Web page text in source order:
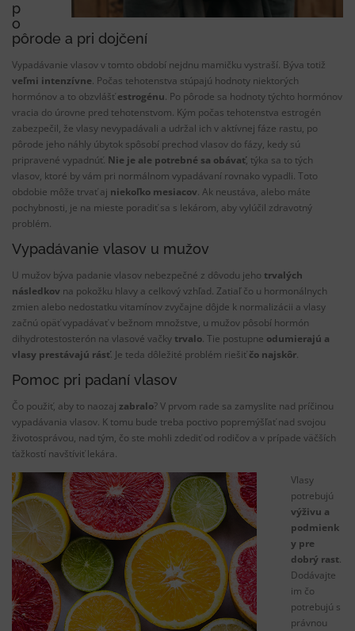
p
o
pôrode a pri dojčení
Vypadávanie vlasov v tomto období nejdnu mamičku vystraší. Býva totiž
veľmi intenzívne. Počas tehotenstva stúpajú hodnoty niektorých
hormónov a to obzvlášť estrogénu. Po pôrode sa hodnoty týchto hormónov
vracia do úrovne pred tehotenstvom. Kým počas tehotenstva estrogén
zabezpečil, že vlasy nevypadávali a udržal ich v aktívnej fáze rastu, po
pôrode jeho náhly úbytok spôsobí prechod vlasov do fázy, kedy sú
pripravené vypadnúť. Nie je ale potrebné sa obávať, týka sa to tých
vlasov, ktoré byvám pri normálnom vypadávaní rovnako vypadli. Toto
obdobie môže trvať aj niekoľko mesiacov. Ak neustáva, alebo máte
pochybnosti, je na mieste poradiť sa s lekárom, abyvylúčil zdravotný
problém.
Vypadávanie vlasov u mužov
U mužov býva padanie vlasov nebezpečné z dôvodu jeho trvalých
následkov na pokožku hlavy a celkovývzhľad. Zatiaľ čo u hormonálnych
zmien alebo nedostatku vitamínov zvyčajne dôjde k normalizácii a vlasy
začnú opäťvypadávaťv bežnom množstve, u mužov pôsobí hormón
dihydrotestosterón na vlasové vačky trvalo. Tie postupne odumierajú a
vlasy prestávajú rásť. Je teda dôležité problém riešiť čo najskôr.
Pomoc pri padaní vlasov
Čo použiť, aby to naozaj zabralo?V prvom rade sa zamyslite nad príčinou
vypadávania vlasov. K tomu bude treba poctivo popremýšľať nad svojou
životosprávou, nad tým, čo ste mohli zdediť od rodičov a v prípade väčších
ťažkostí navštíviť lekára.
Vlasy
potrebujú
výživu a
podmienk
y pre
dobrý rast.
Dodávajte
im čo
potrebujú s
právnou